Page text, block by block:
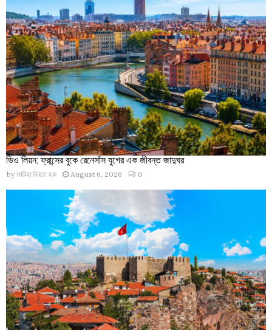
ভিও লিয়ন: ফ্রান্সের বুকে রেনেসাঁস যুগের এক জীবন্ত জাদুঘর
by ফাবিহা বিনতে হক August 6, 2026 0